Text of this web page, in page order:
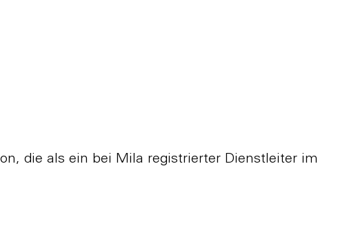
die als ein bei Mila registrierter Dienstleiter im